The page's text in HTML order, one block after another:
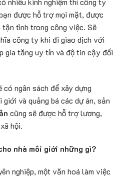
được hỗ trợ mọi mặt, được
tình trong công việc. Sẽ
công ty khi đi giao dịch với
gia tăng uy tín và độ tin cậy đối
ngân sách để xây dựng
và quảng bá các dự án, sản
cũng sẽ được hỗ trợ lương,
hội.
nhà môi giới những gì?
nghiệp, một văn hoá làm việc